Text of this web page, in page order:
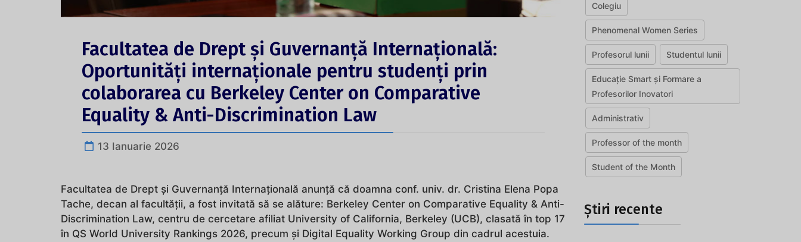
Facultatea de Drept și Guvernanță Internațională:
Oportunități internaționale pentru studenți prin
colaborarea cu Berkeley Center on Comparative
Equality & Anti-Discrimination Law
13 Ianuarie 2026
Facultatea de Drept și Guvernanță Internațională anunță că doamna conf. univ. dr. Cristina Elena Popa
Tache, decan al facultății, a fost invitată să se alăture: Berkeley Center on Comparative Equality & Anti-
Discrimination Law, centru de cercetare afiliat University of California, Berkeley (UCB), clasată în top 17
în QS World University Rankings 2026, precum și Digital Equality Working Group din cadrul acestuia.
Colegiu
Phenomenal Women Series
Profesorul lunii Studentul lunii
Educație Smart și Formare a
Profesorilor Inovatori
Administrativ
Professor of the month
Student of the Month
Știri recente